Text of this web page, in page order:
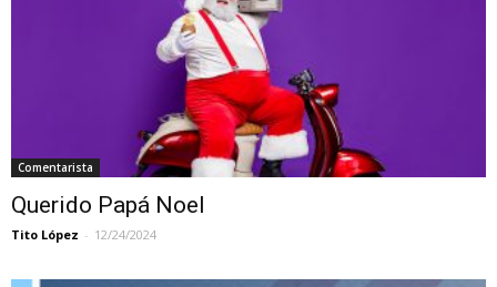
Comentarista
Querido Papá Noel
Tito López - 12/24/2024